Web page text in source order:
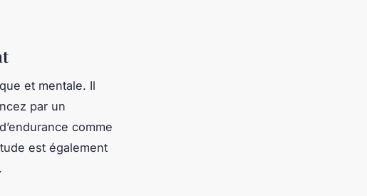
et mentale. Il
par un
comme
est également